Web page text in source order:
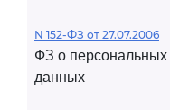
N 152-ФЗ от 27.07.2006
ФЗ о персональных
данных